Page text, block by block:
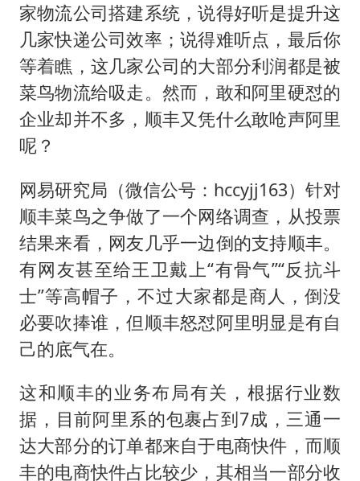
家物流公司搭建系统，说得好听是提升这
几家快递公司效率；说得难听点，最后你
等着瞧，这几家公司的大部分利润都是被
菜鸟物流给吸走。然而，敢和阿里硬怼的
企业却并不多，顺丰又凭什么敢呛声阿里
呢？
网易研究局（微信公号：hccyjj163）针对
顺丰菜鸟之争做了一个网络调查，从投票
结果来看，网友几乎一边倒的支持顺丰。
有网友甚至给王卫戴上“有骨气”“反抗斗
士”等高帽子，不过大家都是商人，倒没
必要吹捧谁，但顺丰怒怼阿里明显是有自
己的底气在。
这和顺丰的业务布局有关，根据行业数
据，目前阿里系的包裹占到7成，三通一
达大部分的订单都来自于电商快件，而顺
丰的电商快件占比较少，其相当一部分收